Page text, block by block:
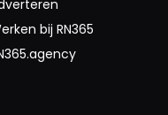
bij RN365